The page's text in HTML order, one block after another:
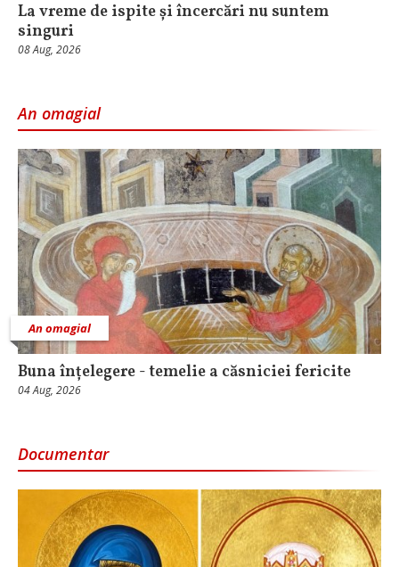
La vreme de ispite și încercări nu suntem
singuri
08 Aug, 2026
An omagial
An omagial
Buna înțelegere - temelie a căsniciei fericite
04 Aug, 2026
Documentar